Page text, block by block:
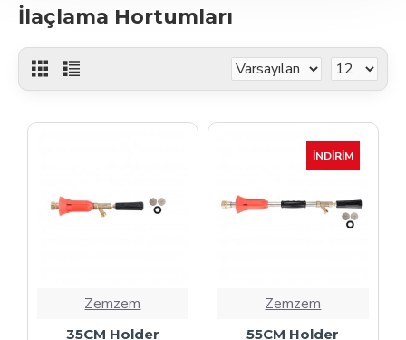
İlaçlama Hortumları
Zemzem
35CM Holder
İNDIRIM
Zemzem
55CM Holder